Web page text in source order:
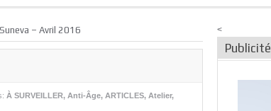
Suneva – Avril 2016
À SURVEILLER, Anti-Âge, ARTICLES, Atelier,
<
Publicité